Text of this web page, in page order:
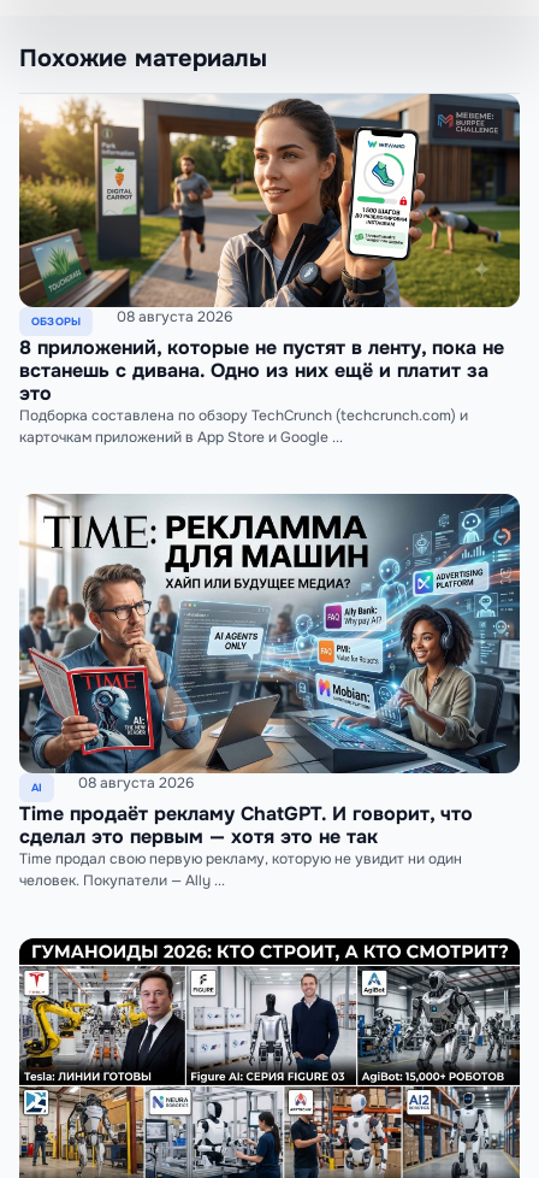
Похожие материалы
ОБЗОРЫ 08 августа 2026
8 приложений, которые не пустят в ленту, пока не
встанешь с дивана. Одно из них ещё и платит за
это
Подборка составлена по обзору TechCrunch (techcrunch.com) и
карточкам приложений в App Store и Google ...
AI 08 августа 2026
Time продаёт рекламу ChatGPT. И говорит, что
сделал это первым — хотя это не так
Time продал свою первую рекламу, которую не увидит ни один
человек. Покупатели — Ally ...